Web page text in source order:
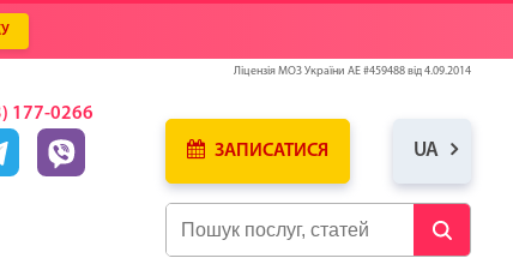
Ліцензія МОЗ України АЕ #459488 від 4.09.2014
177-0266
ЗАПИСАТИСЯ
UA